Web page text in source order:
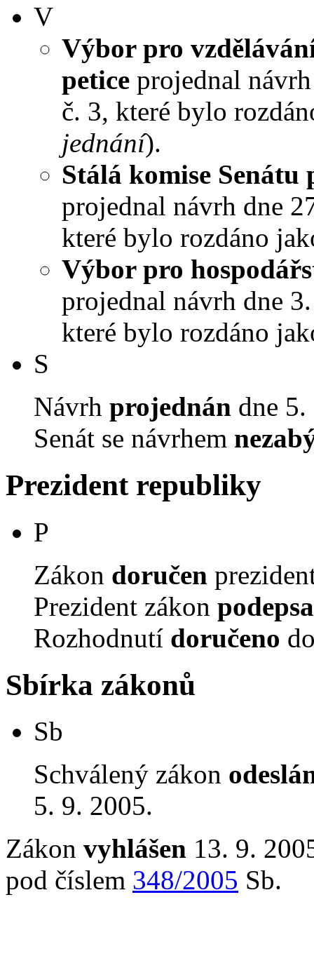
V
Výbor pro
petice projednal
č. 3, které bylo
jednání).
Stálá komise
projednal návrh dne
které bylo rozdáno
Výbor pro
projednal návrh dne
které bylo rozdáno
S
Návrh projednán dne
Senát se návrhem
Prezident republiky
P
Zákon doručen
Prezident zákon
Rozhodnutí doručeno
Sbírka zákonů
Sb
Schválený zákon
5. 9. 2005.
Zákon vyhlášen 13. 9.
pod číslem 348/2005 Sb.